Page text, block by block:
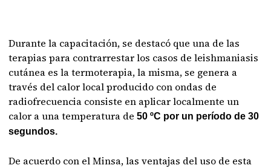
Durante la capacitación, se destacó que una de las
terapias para contrarrestar los casos de leishmaniasis
cutánea es la termoterapia, la misma, se genera a
través del calor local producido con ondas de
radiofrecuencia consiste en aplicar localmente un
calor a una temperatura de 50 ºC por un período de 30
segundos.
De acuerdo con el Minsa, las ventajas del uso de esta